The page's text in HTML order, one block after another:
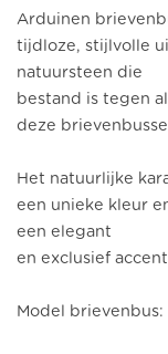
Arduinen
tijdloze, stijlvolle
natuursteen die
bestand is tegen
deze
Het natuurlijke
een unieke kleur
een elegant
en exclusief
Model brievenbus: